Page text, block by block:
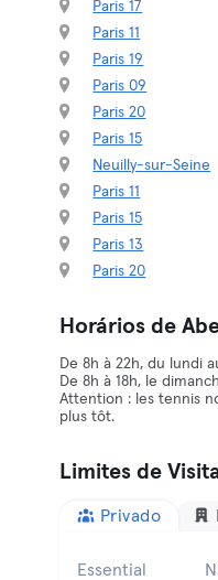
Paris 17
Paris 11
Paris 19
Paris 09
Paris 20
Paris 15
Neuilly-sur-Seine
Paris 11
Paris 15
Paris 13
Paris 20
Horários de
De 8h à 22h, du lundi
De 8h à 18h, le
Attention : les tennis
plus tôt.
Limites de
Privado
Essential